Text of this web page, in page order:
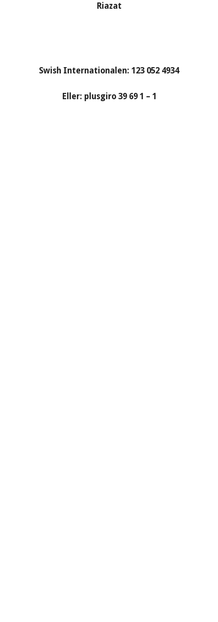
Riazat
Swish Internationalen: 123 052 4934
Eller: plusgiro 39 69 1 – 1